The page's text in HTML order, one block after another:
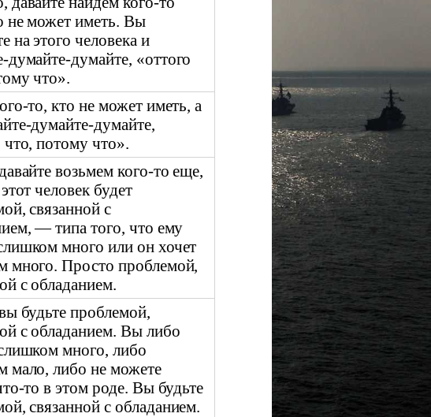
не может иметь. Вы
на этого человека и
думайте-думайте, «оттого
что».
то, кто не может иметь, а
думайте-думайте,
что, потому что».
возьмем кого-то еще,
человек будет
связанной с
— типа того, что ему
много или он хочет
много. Просто проблемой,
с обладанием.
будьте проблемой,
с обладанием. Вы либо
много, либо
мало, либо не можете
то в этом роде. Вы будьте
связанной с обладанием.